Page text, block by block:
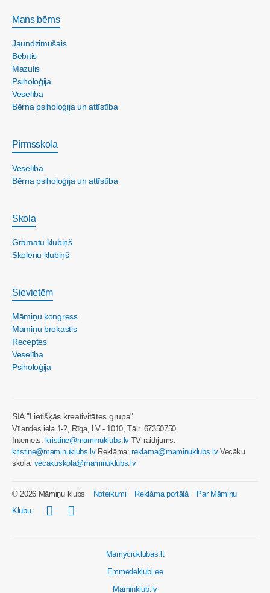
Mans bērns
Jaundzimušais
Bēbītis
Mazulis
Psiholoģija
Veselība
Bērna psiholoģija un attīstība
Pirmsskola
Veselība
Bērna psiholoģija un attīstība
Skola
Grāmatu klubiņš
Skolēnu klubiņš
Sievietēm
Māmiņu kongress
Māmiņu brokastis
Receptes
Veselība
Psiholoģija
SIA "Lietišķās kreativitātes grupa"
Vīlandes iela 1-2, Rīga, LV - 1010, Tālr. 67350750
Internets: kristine@maminuklubs.lv TV raidījums:
kristine@maminuklubs.lvReklāma:reklama@maminuklubs.lvVecāku
skola: vecakuskola@maminuklubs.lv
© 2026 Māmiņu klubs Noteikumi Reklāma portālā
Par Māmiņu
Klubu
Mamyciuklubas.lt
Emmedeklubi.ee
Maminklub.lv